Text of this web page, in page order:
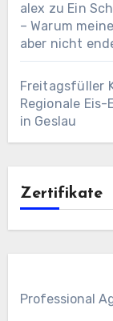
alex zu Ein
– Warum
aber nicht
Freitagsfüller
Regionale
in Geslau
Zertifikate
Professional